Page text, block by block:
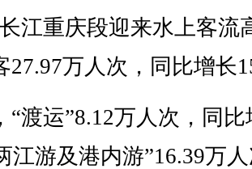
江重庆段迎来水上客流
27.97万人次，同比增长
运”8.12万人次，同比
江游及港内游”16.39万